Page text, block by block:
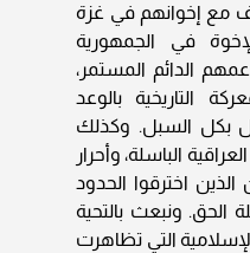
مع إخوانهم في غزة
في الجمهورية
الدائم المستمر،
التاريخية بالوعد
بكل السبل. وكذلك
الباسلة، وأحرار
الذين اخترقوا الحدود
ونبعث بالتحية
التي تظاهرت